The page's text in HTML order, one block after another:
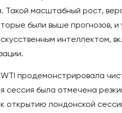
Такой масштабный рост,
были выше прогнозов,
интеллектом,
продемонстрировала
сессия была отмечена
открытию лондонской